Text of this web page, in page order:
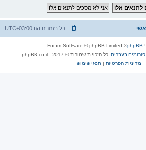
כל הזמנים הם UTC+03:00
phpBB
® Forum Software © phpBB Limited
. כל הזכויות שמורות © 2017 - phpBB.co.il.
מדיניות הפרטיות | תנאי שימוש